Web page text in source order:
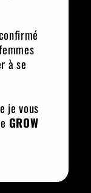
à se
je vous
GROW